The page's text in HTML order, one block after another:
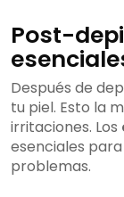
Post-
Después de
tu piel. Esto la
irritaciones. Los
esenciales
problemas.